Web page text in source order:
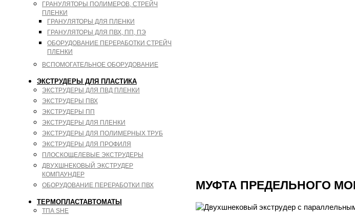
ГРАНУЛЯТОРЫ ПОЛИМЕРОВ, СТРЕЙЧ
ПЛЕНКИ
ГРАНУЛЯТОРЫ ДЛЯ ПЛЕНКИ
ГРАНУЛЯТОРЫ ДЛЯ ПВХ, ПП, ПЭ
ОБОРУДОВАНИЕ ПЕРЕРАБОТКИ СТРЕЙЧ
ПЛЕНКИ
ВСПОМОГАТЕЛЬНОЕ ОБОРУДОВАНИЕ
ЭКСТРУДЕРЫ ДЛЯ ПЛАСТИКА
ЭКСТРУДЕРЫ ДЛЯ ПВД ПЛЕНКИ
ЭКСТРУДЕРЫ ПВХ
ЭКСТРУДЕРЫ ПП
ЭКСТРУДЕРЫ ДЛЯ ПЛЕНКИ
ЭКСТРУДЕРЫ ДЛЯ ПОЛИМЕРНЫХ ТРУБ
ЭКСТРУДЕРЫ ДЛЯ ПРОФИЛЯ
ПЛОСКОЩЕЛЕВЫЕ ЭКСТРУДЕРЫ
ДВУХШНЕКОВЫЙ ЭКСТРУДЕР
КОМПАУНДЕР
ОБОРУДОВАНИЕ ПЕРЕРАБОТКИ ПВХ
ТЕРМОПЛАСТАВТОМАТЫ
ТПА SHE
МУФТА ПРЕДЕЛЬНОГО